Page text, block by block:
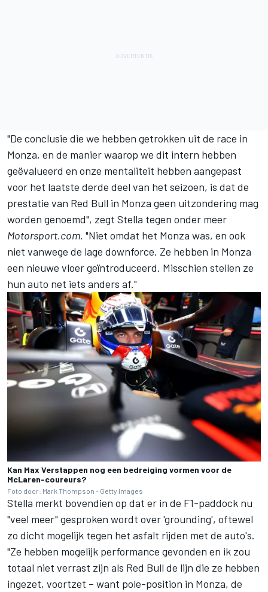
"De conclusie die we hebben getrokken uit de race in
Monza, en de manier waarop we dit intern hebben
geëvalueerd en onze mentaliteit hebben aangepast
voor het laatste derde deel van het seizoen, is dat de
prestatie van Red Bull in Monza geen uitzondering mag
worden genoemd", zegt Stella tegen onder meer
Motorsport.com. "Niet omdat het Monza was, en ook
niet vanwege de lage downforce. Ze hebben in Monza
een nieuwe vloer geïntroduceerd. Misschien stellen ze
hun auto net iets anders af."
Kan Max Verstappen nog een bedreiging vormen voor de
McLaren-coureurs?
Foto door: Mark Thompson - Getty Images
Stella merkt bovendien op dat er in de F1-paddock nu
"veel meer" gesproken wordt over 'grounding', oftewel
zo dicht mogelijk tegen het asfalt rijden met de auto's.
"Ze hebben mogelijk performance gevonden en ik zou
totaal niet verrast zijn als Red Bull de lijn die ze hebben
ingezet, voortzet – want pole-position in Monza, de